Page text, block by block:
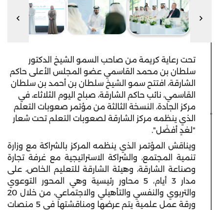
تحت رعاية كريمة من صاحب السمو الشيخ الدكتور
سلطان بن محمد القاسمي عضو المجلس الأعلى حاكم
الشارقة، افتتح سمو الشيخ سلطان بن أحمد بن سلطان
القاسمي، نائب حاكم الشارقة، صباح اليوم الثلاثاء، في
مركز الجادة، النسخة الثالثة من مؤتمر صعوبات التعلم
الذي ينظمه مركز الشارقة لصعوبات التعلم تحت شعار
"لغدٍ أفضَل".
ويناقش المؤتمر الذي ينظمه المركز بالشراكة مع وزارة
تنمية المجتمع، والشراكة الاستراتيجية مع غرفة تجارة
وصناعة الشارقة، وهيئة الشارقة للتعليم الخاص، على
مدار 3 أيام، 5 محاور رئيسية وهي المحور التوعوي
والتربوي والنفسي والتأهيلي والاجتماعي، من خلال 20
ورقة عمل علمية يتم عرضها ومناقشتها في 5 منصات